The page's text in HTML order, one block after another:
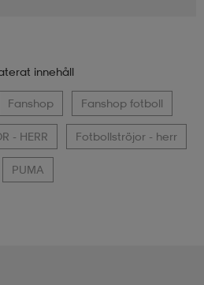
innehåll
Fanshop Fanshop fotboll
- HERR Fotbollströjor - herr
PUMA